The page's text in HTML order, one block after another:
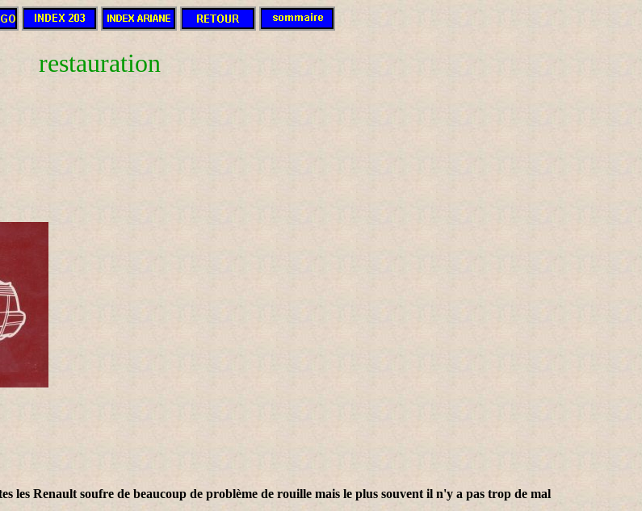
restauration
les Renault soufre de beaucoup de problème de rouille mais le plus souvent il n'y a pas trop de mal